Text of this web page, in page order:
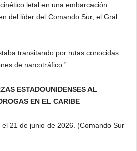
letal en una embarcación
del líder del Comando Sur, el Gral.
transitando por rutas conocidas
de narcotráfico.”
ESTADOUNIDENSES AL
EN EL CARIBE
21 de junio de 2026. (Comando Sur